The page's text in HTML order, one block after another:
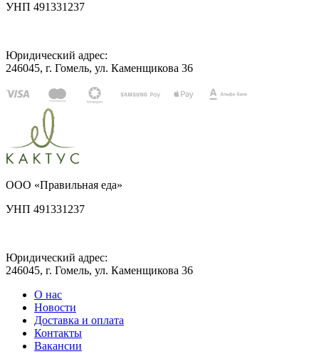
УНП 491331237
Юридический адрес:
246045, г. Гомель, ул. Каменщикова 36
ООО «Правильная еда»
УНП 491331237
Юридический адрес:
246045, г. Гомель, ул. Каменщикова 36
О нас
Новости
Доставка и оплата
Контакты
Вакансии